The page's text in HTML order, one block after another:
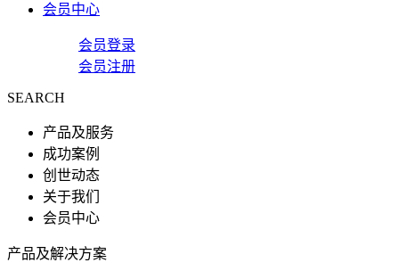
会员中心
会员登录
会员注册
SEARCH
产品及服务
成功案例
创世动态
关于我们
会员中心
产品及解决方案